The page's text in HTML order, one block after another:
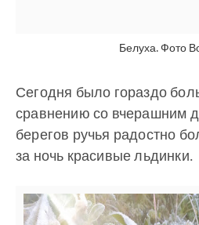
Белуха. Фото
Сегодня было гораздо
сравнению со вчерашним
берегов ручья радостно
за ночь красивые льдинки.